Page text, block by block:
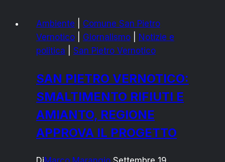
pubblica,
il
Comune
aggiudica
finanziamenti
Ambiente
Comune San Pietro
Vernotico
Giornalismo
Notizie e
politica
San Pietro Vernotico
SAN PIETRO VERNOTICO:
SMALTIMENTO RIFIUTI E
AMIANTO, REGIONE
APPROVA IL PROGETTO